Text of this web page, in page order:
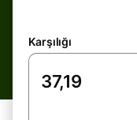
Karşılığı